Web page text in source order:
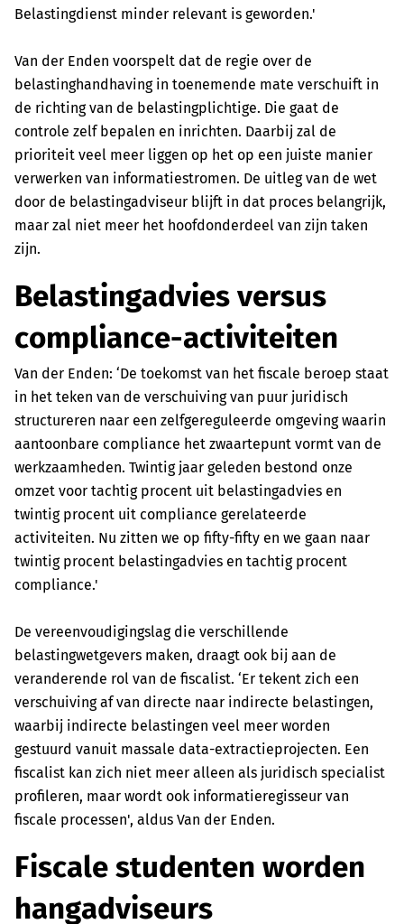
Belastingdienst minder relevant is geworden.'
Van der Enden voorspelt dat de regie over de
belastinghandhaving in toenemende mate verschuift in
de richting van de belastingplichtige. Die gaat de
controle zelf bepalen en inrichten. Daarbij zal de
prioriteit veel meer liggen op het op een juiste manier
verwerken van informatiestromen. De uitleg van de wet
door de belastingadviseur blijft in dat proces belangrijk,
maar zal niet meer het hoofdonderdeel van zijn taken
zijn.
Belastingadvies versus
compliance-activiteiten
Van der Enden: ‘De toekomst van het fiscale beroep staat
in het teken van de verschuiving van puur juridisch
structureren naar een zelfgereguleerde omgeving waarin
aantoonbare compliance het zwaartepunt vormt van de
werkzaamheden. Twintig jaar geleden bestond onze
omzet voor tachtig procent uit belastingadvies en
twintig procent uit compliance gerelateerde
activiteiten. Nu zitten we op fifty-fifty en we gaan naar
twintig procent belastingadvies en tachtig procent
compliance.'
De vereenvoudigingslag die verschillende
belastingwetgevers maken, draagt ook bij aan de
veranderende rol van de fiscalist. ‘Er tekent zich een
verschuiving af van directe naar indirecte belastingen,
waarbij indirecte belastingen veel meer worden
gestuurd vanuit massale data-extractieprojecten. Een
fiscalist kan zich niet meer alleen als juridisch specialist
profileren, maar wordt ook informatieregisseur van
fiscale processen', aldus Van der Enden.
Fiscale studenten worden
hangadviseurs